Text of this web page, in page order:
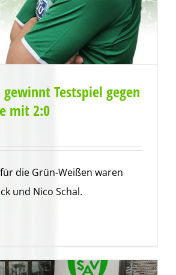
gewinnt Testspiel gegen
mit 2:0
die Grün-Weißen waren
und Nico Schal.